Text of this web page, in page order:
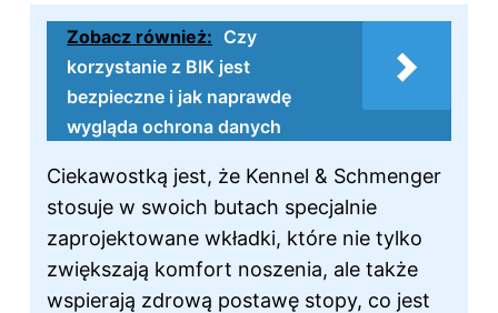
Zobacz również: Czy
korzystanie z BIK jest
bezpieczne i jak naprawdę
wygląda ochrona danych
Ciekawostką jest, że Kennel & Schmenger
stosuje w swoich butach specjalnie
zaprojektowane wkładki, które nie tylko
zwiększają komfort noszenia, ale także
wspierają zdrową postawę stopy, co jest